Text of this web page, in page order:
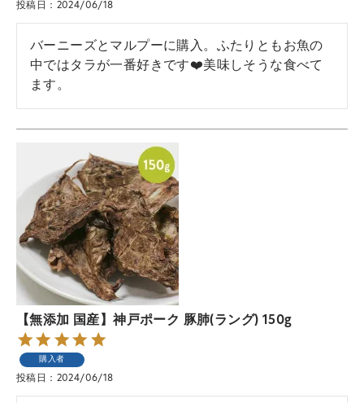
投稿日 2024/06/18
バーニーズとマルプーに購入。ふたりともお魚の
中ではタラが一番好きです❤️美味しそうな食べて
ます。
【無添加 国産】神戸ポーク 豚肺(ラング) 150g
購入者
投稿日 2024/06/18